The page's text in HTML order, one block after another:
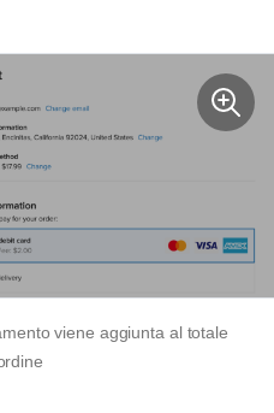
viene aggiunta al totale